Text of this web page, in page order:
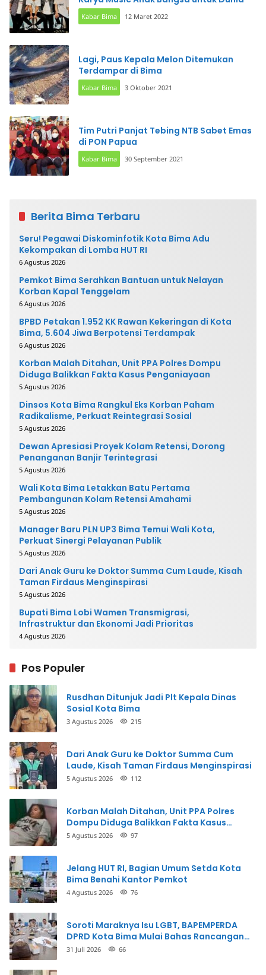
Kabar Bima 12 Maret 2022
Lagi, Paus Kepala Melon Ditemukan
Terdampar di Bima
Kabar Bima 3 Oktober 2021
Tim Putri Panjat Tebing NTB Sabet Emas
di PON Papua
Kabar Bima 30 September 2021
Berita Bima Terbaru
Seru! Pegawai Diskominfotik Kota Bima Adu
Kekompakan di Lomba HUT RI
6 Agustus 2026
Pemkot Bima Serahkan Bantuan untuk Nelayan
Korban Kapal Tenggelam
6 Agustus 2026
BPBD Petakan 1.952 KK Rawan Kekeringan di Kota
Bima, 5.604 Jiwa Berpotensi Terdampak
6 Agustus 2026
Korban Malah Ditahan, Unit PPA Polres Dompu
Diduga Balikkan Fakta Kasus Penganiayaan
5 Agustus 2026
Dinsos Kota Bima Rangkul Eks Korban Paham
Radikalisme, Perkuat Reintegrasi Sosial
5 Agustus 2026
Dewan Apresiasi Proyek Kolam Retensi, Dorong
Penanganan Banjir Terintegrasi
5 Agustus 2026
Wali Kota Bima Letakkan Batu Pertama
Pembangunan Kolam Retensi Amahami
5 Agustus 2026
Manager Baru PLN UP3 Bima Temui Wali Kota,
Perkuat Sinergi Pelayanan Publik
5 Agustus 2026
Dari Anak Guru ke Doktor Summa Cum Laude, Kisah
Taman Firdaus Menginspirasi
5 Agustus 2026
Bupati Bima Lobi Wamen Transmigrasi,
Infrastruktur dan Ekonomi Jadi Prioritas
4 Agustus 2026
Pos Populer
Rusdhan Ditunjuk Jadi Plt Kepala Dinas
Sosial Kota Bima
3 Agustus 2026 215
Dari Anak Guru ke Doktor Summa Cum
Laude, Kisah Taman Firdaus Menginspirasi
5 Agustus 2026 112
Korban Malah Ditahan, Unit PPA Polres
Dompu Diduga Balikkan Fakta Kasus
Penganiayaan
5 Agustus 2026 97
Jelang HUT RI, Bagian Umum Setda Kota
Bima Benahi Kantor Pemkot
4 Agustus 2026 76
Soroti Maraknya Isu LGBT, BAPEMPERDA
DPRD Kota Bima Mulai Bahas Rancangan
Perda Pencegahan
31 Juli 2026 66